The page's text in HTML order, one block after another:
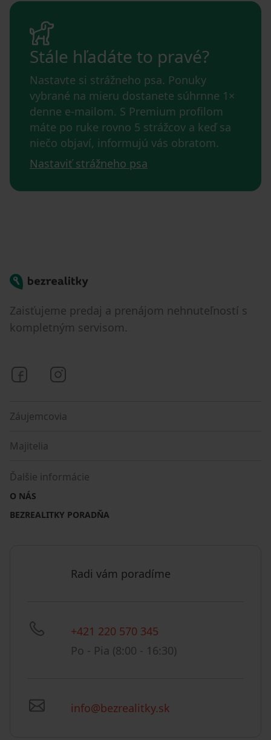
Stále hľadáte to pravé?
Nastavte si strážneho psa. Ponuky
vybrané na mieru dostanete súhrnne 1×
denne e-mailom. S Premium profilom
máte po ruke rovno 5 strážcov a keď sa
niečo objaví, informujú vás obratom.
Nastaviť strážneho psa
Bezrealitky
Zaisťujeme predaj a prenájom nehnuteľností s
kompletným servisom.
Bezrealitky na Facebooku
Záujemcovia
Majitelia
Ďalšie informácie
O NÁS
BEZREALITKY PORADŇA
Radi vám poradíme
+421 220 570 345
Po - Pia (8:00 - 16:30)
info@bezrealitky.sk